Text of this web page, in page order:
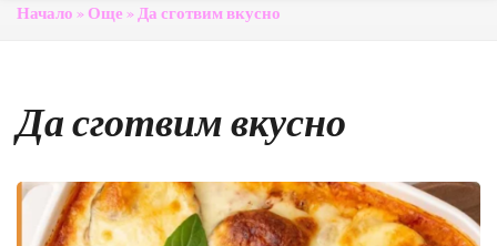
Начало » Още »Да сготвим вкусно
Да сготвим вкусно